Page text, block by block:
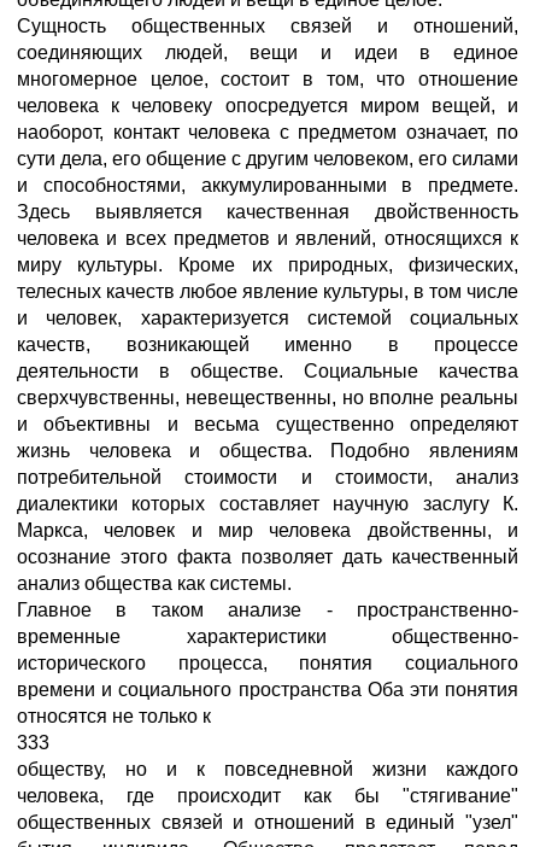
Сущность общественных связей и отношений,
соединяющих людей, вещи и идеи в единое
многомерное целое, состоит в том, что отношение
человека к человеку опосредуется миром вещей, и
наоборот, контакт человека с предметом означает, по
сути дела, его общение с другим человеком, его силами
и способностями, аккумулированными в предмете.
Здесь выявляется качественная двойственность
человека и всех предметов и явлений, относящихся к
миру культуры. Кроме их природных, физических,
телесных качеств любое явление культуры, в том числе
и человек, характеризуется системой социальных
качеств, возникающей именно в процессе
деятельности в обществе. Социальные качества
сверхчувственны, невещественны, но вполне реальны
и объективны и весьма существенно определяют
жизнь человека и общества. Подобно явлениям
потребительной стоимости и стоимости, анализ
диалектики которых составляет научную заслугу К.
Маркса, человек и мир человека двойственны, и
осознание этого факта позволяет дать качественный
анализ общества как системы.
Главное в таком анализе - пространственно-
временные характеристики общественно-
исторического процесса, понятия социального
времени и социального пространства Оба эти понятия
относятся не только к
333
обществу, но и к повседневной жизни каждого
человека, где происходит как бы "стягивание"
общественных связей и отношений в единый "узел"